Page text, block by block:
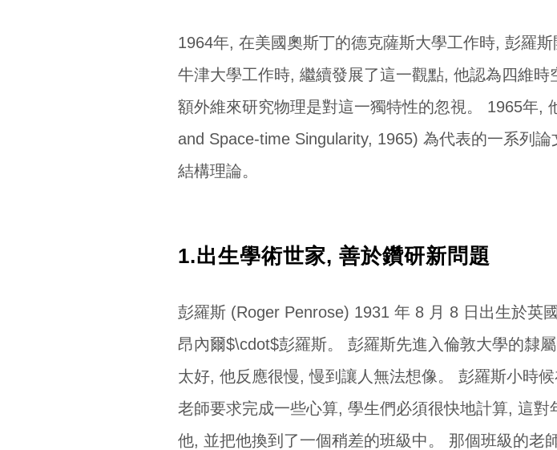
1964年, 在美國奧斯丁的德克薩斯大學工作時, 彭羅
牛津大學工作時, 繼續發展了這一觀點, 他認為四維
額外維來研究物理是對這一獨特性的忽視。 1965年,
and Space-time Singularity, 1965) 為代表的一系列
結構理論。
1.出生學術世家, 善於鑽研新問題
彭羅斯 (Roger Penrose) 1931 年 8 月 8 日出生於英
昂內爾$\cdot$彭羅斯。 彭羅斯先進入倫敦大學的隸
太好, 他反應很慢, 慢到讓人無法想像。 彭羅斯小時
老師要求完成一些心算, 學生們必須很快地計算, 這
他, 並把他換到了一個稍差的班級中。 那個班級的老